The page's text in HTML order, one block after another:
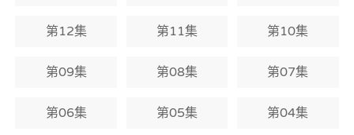
第12集 第11集 第10集
第09集 第08集 第07集
第06集 第05集 第04集